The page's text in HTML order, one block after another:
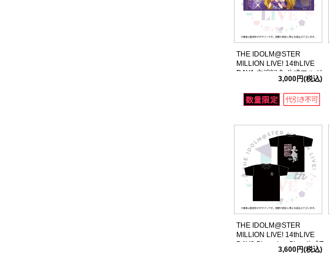
THE IDOLM@STER
MILLION LIVE! 14thLIVE
DAY1 主演記念 公式フルグ
ラフィックタオル 【エミリ
ー スチュアート】
3,000円(税込)
THE IDOLM@STER
MILLION LIVE! 14thLIVE
DAY2 Blooming Sign 公式T
シャツ 【馬場このみ】 Mサ
3,600円(税込)